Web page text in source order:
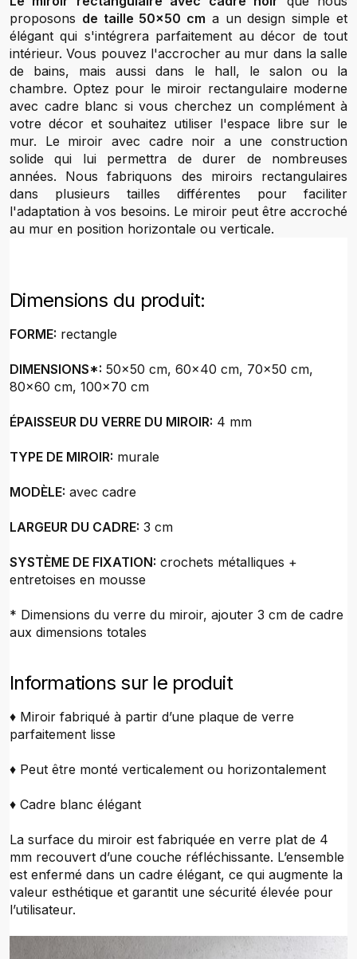
proposons de taille 50x50 cm a un design simple et
élégant qui s'intégrera parfaitement au décor de tout
intérieur. Vous pouvez l'accrocher au mur dans la salle
de bains, mais aussi dans le hall, le salon ou la
chambre. Optez pour le miroir rectangulaire moderne
avec cadre blanc si vous cherchez un complément à
votre décor et souhaitez utiliser l'espace libre sur le
mur. Le miroir avec cadre noir a une construction
solide qui lui permettra de durer de nombreuses
années. Nous fabriquons des miroirs rectangulaires
dans plusieurs tailles différentes pour faciliter
l'adaptation à vos besoins. Le miroir peut être accroché
au mur en position horizontale ou verticale.
Dimensions du produit:
FORME: rectangle
DIMENSIONS*: 50x50 cm, 60x40 cm, 70x50 cm,
80x60 cm, 100x70 cm
ÉPAISSEUR DU VERRE DU MIROIR: 4 mm
TYPE DE MIROIR: murale
MODÈLE: avec cadre
LARGEUR DU CADRE: 3 cm
SYSTÈME DE FIXATION: crochets métalliques +
entretoises en mousse
* Dimensions du verre du miroir, ajouter 3 cm de cadre
aux dimensions totales
Informations sur le produit
♦ Miroir fabriqué à partir d’une plaque de verre
parfaitement lisse
♦ Peut être monté verticalement ou horizontalement
♦ Cadre blanc élégant
La surface du miroir est fabriquée en verre plat de 4
mm recouvert d’une couche réfléchissante. L’ensemble
est enfermé dans un cadre élégant, ce qui augmente la
valeur esthétique et garantit une sécurité élevée pour
l’utilisateur.